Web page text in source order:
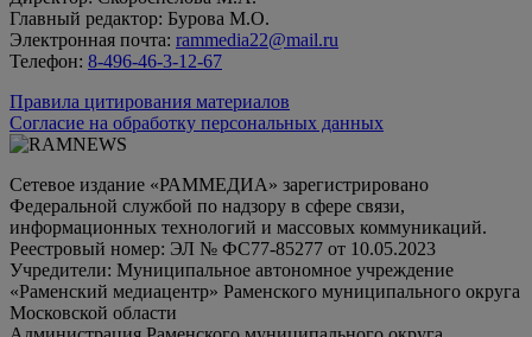
Главный редактор: Бурова М.О.
Электронная почта: rammedia22@mail.ru
Телефон: 8-496-46-3-12-67
Правила цитирования материалов
Согласие на обработку персональных данных
Сетевое издание «РАММЕДИА» зарегистрировано
Федеральной службой по надзору в сфере связи,
информационных технологий и массовых коммуникаций.
Реестровый номер: ЭЛ № ФС77-85277 от 10.05.2023
Учредители: Муниципальное автономное учреждение
«Раменский медиацентр» Раменского муниципального округа
Московской области